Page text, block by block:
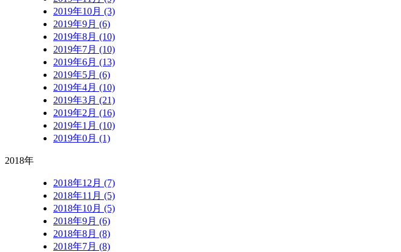
2019年10月 (3)
2019年9月 (6)
2019年8月 (10)
2019年7月 (10)
2019年6月 (13)
2019年5月 (6)
2019年4月 (10)
2019年3月 (21)
2019年2月 (16)
2019年1月 (10)
2019年0月 (1)
2018年
2018年12月 (7)
2018年11月 (5)
2018年10月 (5)
2018年9月 (6)
2018年8月 (8)
2018年7月 (8)